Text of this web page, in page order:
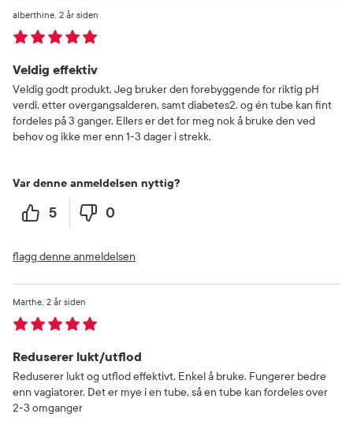
Veldig effektiv
2 år siden
alberthine
Veldig godt produkt. Jeg bruker den forebyggende for riktig pH
verdi, etter overgangsalderen, samt diabetes2, og én tube kan fint
fordeles på 3 ganger. Ellers er det for meg nok å bruke den ved
behov og ikke mer enn 1-3 dager i strekk.
Var denne anmeldelsen nyttig?
5 0
flagg denne anmeldelsen
Reduserer lukt/utflod
2 år siden
Marthe
Reduserer lukt og utflod effektivt. Enkel å bruke. Fungerer bedre
enn vagiatorer. Det er mye i en tube, så en tube kan fordeles over
2-3 omganger